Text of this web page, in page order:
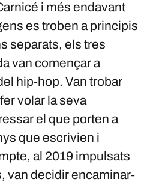
i més endavant
es troben a principis
separats, els tres
van començar a
hip-hop. Van trobar
volar la seva
el que porten a
que escrivien i
al 2019 impulsats
van decidir encaminar-